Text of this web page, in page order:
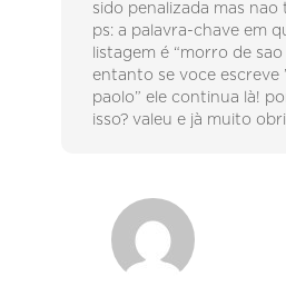
sido penalizada mas nao
ps: a palavra-chave em
listagem é “morro de
entanto se voce escreve
paolo” ele continua là!
isso? valeu e jà muito